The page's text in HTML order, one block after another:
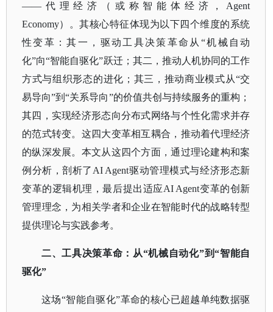
——代理经济（或称智能体经济，Agent
Economy）。其核心特征体现为以下四个维度的系统
性变革：其一，驱动工具决策革命从“机械自动
化”向“智能自驱化”跃迁；其二，推动人机协同的工作
方式与组织形态的进化；其三，推动商业模式从“交
易导向”到“关系导向”的价值共创与持续服务的重构；
其四，实现经济形态向分布式网络与个性化需求并存
的范式转变。这四大变革相互耦合，推动着代理经济
的纵深发展。本文从这四个方面，通过理论建构和案
例分析，剖析了AI Agent驱动管理模式与经济形态新
变革的逻辑机理，最后提出适应AI Agent变革的创新
管理理念，为相关学者和企业在智能时代的战略转型
提供理论与实践参考。
二、工具决策革命：从“机械自动化”到“智能自
驱化”
这场“智能自驱化”革命的核心已超越单纯数据驱